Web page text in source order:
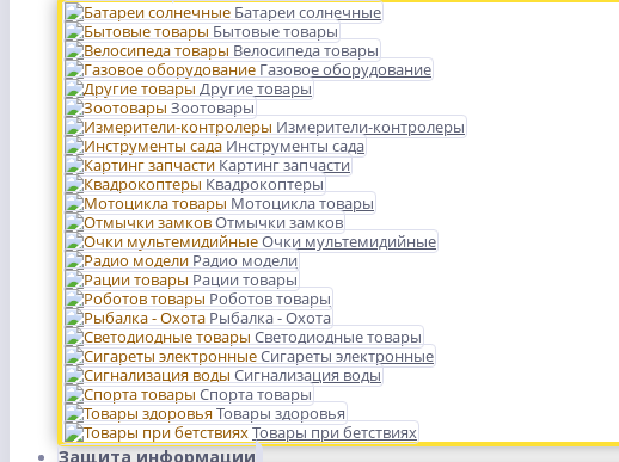
Батареи солнечные
Бытовые товары
Велосипеда товары
Газовое оборудование
Другие товары
Зоотовары
Измерители-контролеры
Инструменты сада
Картинг запчасти
Квадрокоптеры
Мотоцикла товары
Отмычки замков
Очки мультемидийные
Радио модели
Рации товары
Роботов товары
Рыбалка - Охота
Светодиодные товары
Сигареты электронные
Сигнализация воды
Спорта товары
Товары здоровья
Товары при бетствиях
Защита информации